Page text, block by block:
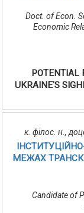
Doct. of Econ.
Economic
POTENTIAL
UKRAINE'S
к. філос. н.,
МЕЖАХ
Candidate of